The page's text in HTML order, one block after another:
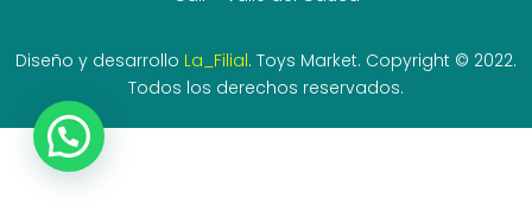
Diseño y desarrollo La_Filial. Toys Market. Copyright © 2022.
Todos los derechos reservados.